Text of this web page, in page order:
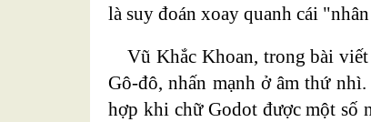
là suy đoán xoay quanh cái
Vũ Khắc Khoan, trong bài
Gô-đô, nhấn mạnh ở âm thứ
hợp khi chữ Godot được một số